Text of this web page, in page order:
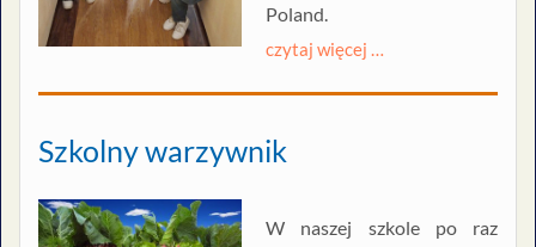
Poland.
czytaj więcej …
Szkolny warzywnik
W naszej szkole po raz